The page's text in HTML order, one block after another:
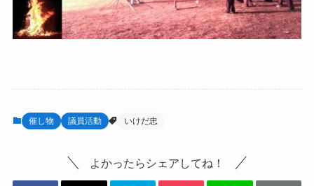
催し物 議員活動 いけだ忠
よかったらシェアしてね！